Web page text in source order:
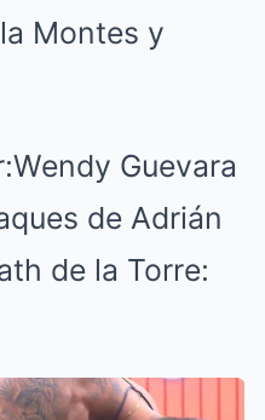
Montes y
Wendy Guevara
de Adrián
de la Torre: